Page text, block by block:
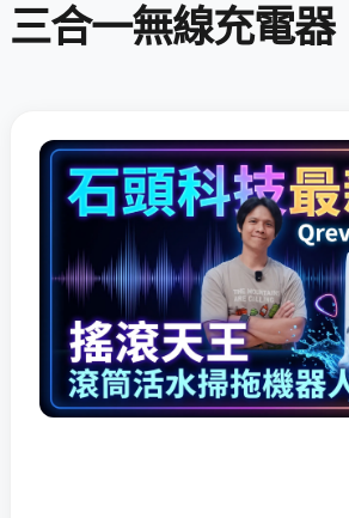
三合一無線充電器